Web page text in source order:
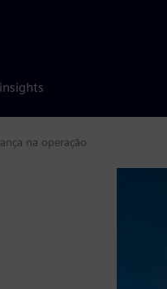
na operação